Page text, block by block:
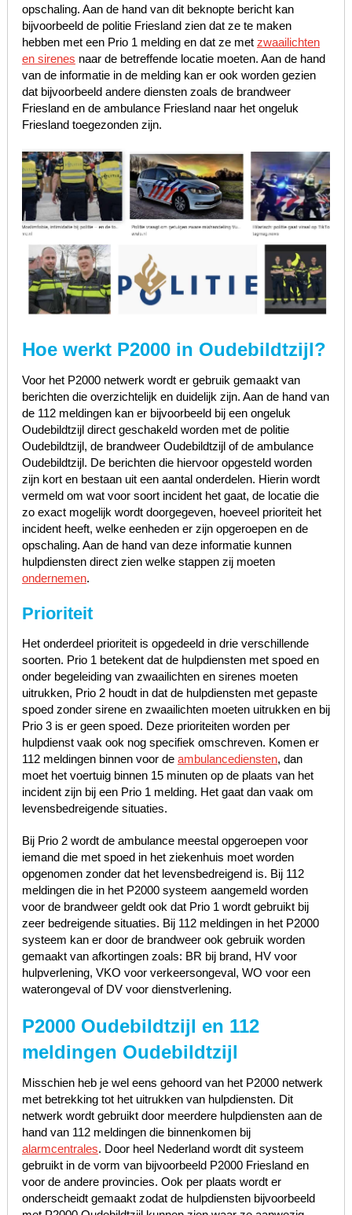
opschaling. Aan de hand van dit beknopte bericht kan
bijvoorbeeld de politie Friesland zien dat ze te maken
hebben met een Prio 1 melding en dat ze met zwaailichten
en sirenes naar de betreffende locatie moeten. Aan de hand
van de informatie in de melding kan er ook worden gezien
dat bijvoorbeeld andere diensten zoals de brandweer
Friesland en de ambulance Friesland naar het ongeluk
Friesland toegezonden zijn.
Hoe werkt P2000 in Oudebildtzijl?
Voor het P2000 netwerk wordt er gebruik gemaakt van
berichten die overzichtelijk en duidelijk zijn. Aan de hand van
de 112 meldingen kan er bijvoorbeeld bij een ongeluk
Oudebildtzijl direct geschakeld worden met de politie
Oudebildtzijl, de brandweer Oudebildtzijl of de ambulance
Oudebildtzijl. De berichten die hiervoor opgesteld worden
zijn kort en bestaan uit een aantal onderdelen. Hierin wordt
vermeld om wat voor soort incident het gaat, de locatie die
zo exact mogelijk wordt doorgegeven, hoeveel prioriteit het
incident heeft, welke eenheden er zijn opgeroepen en de
opschaling. Aan de hand van deze informatie kunnen
hulpdiensten direct zien welke stappen zij moeten
ondernemen.
Prioriteit
Het onderdeel prioriteit is opgedeeld in drie verschillende
soorten. Prio 1 betekent dat de hulpdiensten met spoed en
onder begeleiding van zwaailichten en sirenes moeten
uitrukken, Prio 2 houdt in dat de hulpdiensten met gepaste
spoed zonder sirene en zwaailichten moeten uitrukken en bij
Prio 3 is er geen spoed. Deze prioriteiten worden per
hulpdienst vaak ook nog specifiek omschreven. Komen er
112 meldingen binnen voor de ambulancediensten, dan
moet het voertuig binnen 15 minuten op de plaats van het
incident zijn bij een Prio 1 melding. Het gaat dan vaak om
levensbedreigende situaties.
Bij Prio 2 wordt de ambulance meestal opgeroepen voor
iemand die met spoed in het ziekenhuis moet worden
opgenomen zonder dat het levensbedreigend is. Bij 112
meldingen die in het P2000 systeem aangemeld worden
voor de brandweer geldt ook dat Prio 1 wordt gebruikt bij
zeer bedreigende situaties. Bij 112 meldingen in het P2000
systeem kan er door de brandweer ook gebruik worden
gemaakt van afkortingen zoals: BR bij brand, HV voor
hulpverlening, VKO voor verkeersongeval, WO voor een
waterongeval of DV voor dienstverlening.
P2000 Oudebildtzijl en 112
meldingen Oudebildtzijl
Misschien heb je wel eens gehoord van het P2000 netwerk
met betrekking tot het uitrukken van hulpdiensten. Dit
netwerk wordt gebruikt door meerdere hulpdiensten aan de
hand van 112 meldingen die binnenkomen bij
alarmcentrales. Door heel Nederland wordt dit systeem
gebruikt in de vorm van bijvoorbeeld P2000 Friesland en
voor de andere provincies. Ook per plaats wordt er
onderscheidt gemaakt zodat de hulpdiensten bijvoorbeeld